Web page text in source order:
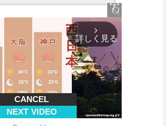
close
arrow_forward_ios
詳しく見る
CANCEL
NEXT VIDEO